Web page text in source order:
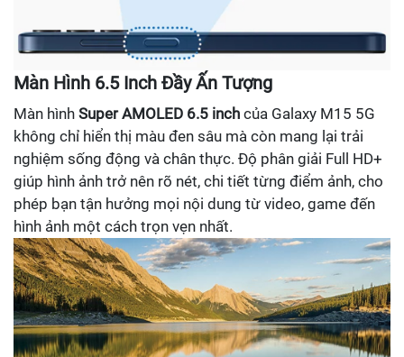
Màn Hình 6.5 Inch Đầy Ấn Tượng
Màn hình Super AMOLED 6.5 inch của Galaxy M15 5G
không chỉ hiển thị màu đen sâu mà còn mang lại trải
nghiệm sống động và chân thực. Độ phân giải Full HD+
giúp hình ảnh trở nên rõ nét, chi tiết từng điểm ảnh, cho
phép bạn tận hưởng mọi nội dung từ video, game đến
hình ảnh một cách trọn vẹn nhất.